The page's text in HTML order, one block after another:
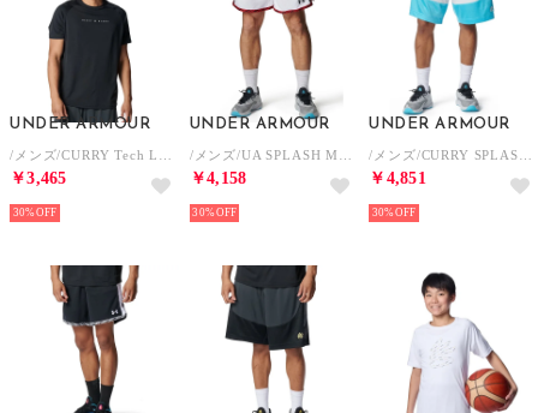
UNDER ARMOUR
￥3,465
30%
UNDER ARMOUR
￥4,158
30%
UNDER ARMOUR
￥4,851
30%